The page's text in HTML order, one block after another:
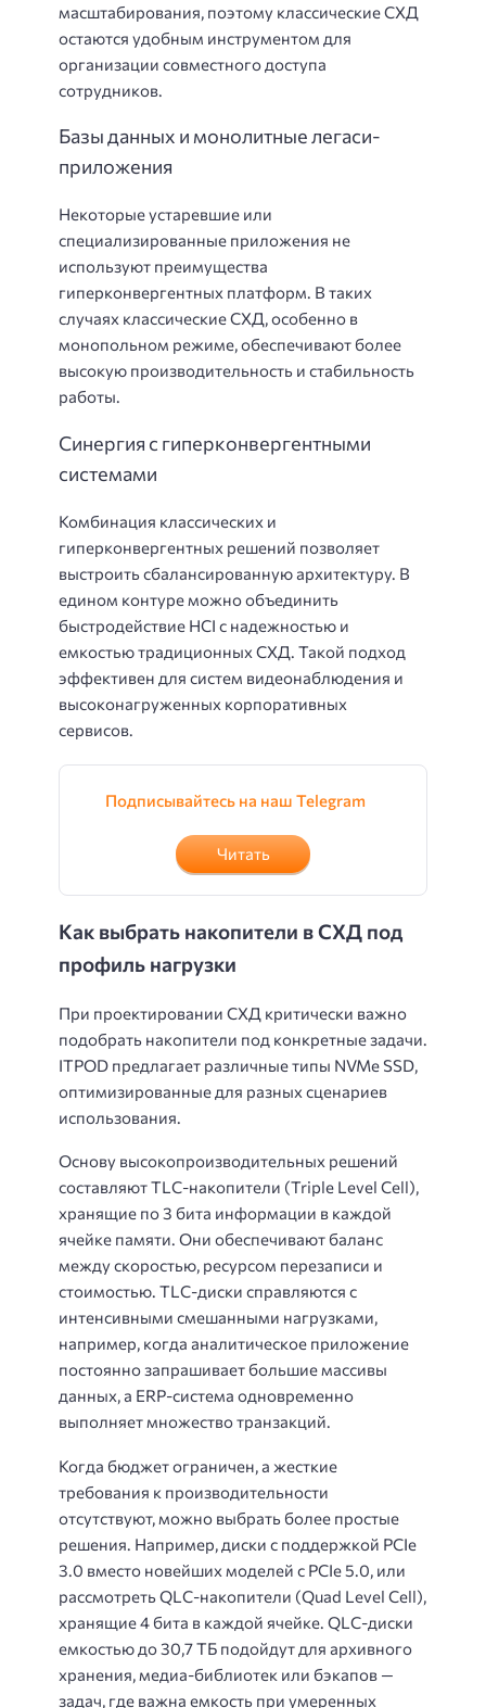
масштабирования, поэтому классические СХД
остаются удобным инструментом для
организации совместного доступа
сотрудников.
Базы данных и монолитные легаси-
приложения
Некоторые устаревшие или
специализированные приложения не
используют преимущества
гиперконвергентных платформ. В таких
случаях классические СХД, особенно в
монопольном режиме, обеспечивают более
высокую производительность и стабильность
работы.
Синергия с гиперконвергентными
системами
Комбинация классических и
гиперконвергентных решений позволяет
выстроить сбалансированную архитектуру. В
едином контуре можно объединить
быстродействие HCI с надежностью и
емкостью традиционных СХД. Такой подход
эффективен для систем видеонаблюдения и
высоконагруженных корпоративных
сервисов.
Подписывайтесь на наш Telegram
Читать
Как выбрать накопители в СХД под
профиль нагрузки
При проектировании СХД критически важно
подобрать накопители под конкретные задачи.
ITPOD предлагает различные типы NVMe SSD,
оптимизированные для разных сценариев
использования.
Основу высокопроизводительных решений
составляют TLC-накопители (Triple Level Cell),
хранящие по 3 бита информации в каждой
ячейке памяти. Они обеспечивают баланс
между скоростью, ресурсом перезаписи и
стоимостью. TLC-диски справляются с
интенсивными смешанными нагрузками,
например, когда аналитическое приложение
постоянно запрашивает большие массивы
данных, а ERP-система одновременно
выполняет множество транзакций.
Когда бюджет ограничен, а жесткие
требования к производительности
отсутствуют, можно выбрать более простые
решения. Например, диски с поддержкой PCIe
3.0 вместо новейших моделей с PCIe 5.0, или
рассмотреть QLC-накопители (Quad Level Cell),
хранящие 4 бита в каждой ячейке. QLC-диски
емкостью до 30,7 ТБ подойдут для архивного
хранения, медиа-библиотек или бэкапов —
задач, где важна емкость при умеренных